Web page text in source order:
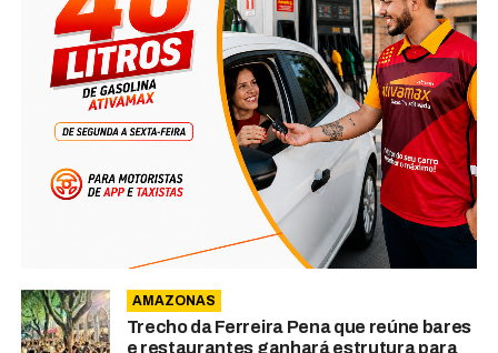
AMAZONAS
Trecho da Ferreira Pena que reúne bares
e restaurantes ganhará estrutura para